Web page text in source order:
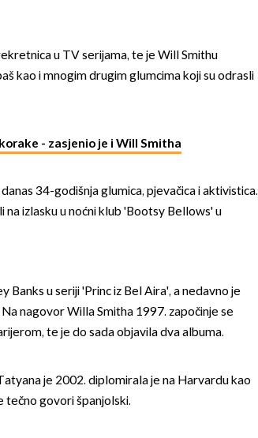
u TV serijama, te je Will Smithu
kao i mnogim drugim glumcima koji su odrasli
- zasjenio je i Will Smitha
danas 34-godišnja glumica, pjevačica i aktivistica.
na izlasku u noćni klub 'Bootsy Bellows' u
Banks u seriji 'Princ iz Bel Aira', a nedavno je
nagovor Willa Smitha 1997. započinje se
te je do sada objavila dva albuma.
je 2002. diplomirala je na Harvardu kao
govori španjolski.